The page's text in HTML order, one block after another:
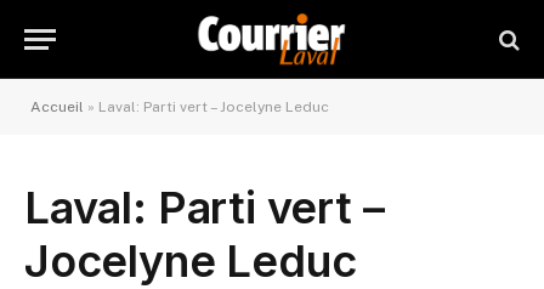
Accueil » Laval: Parti vert – Jocelyne Leduc
Laval: Parti vert –
Jocelyne Leduc